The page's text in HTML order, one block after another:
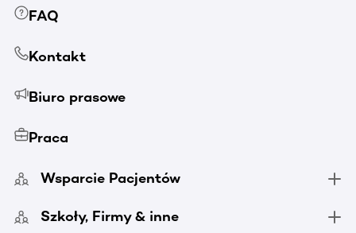
FAQ
Kontakt
Biuro prasowe
Praca
Wsparcie Pacjentów
Szkoły, Firmy & inne